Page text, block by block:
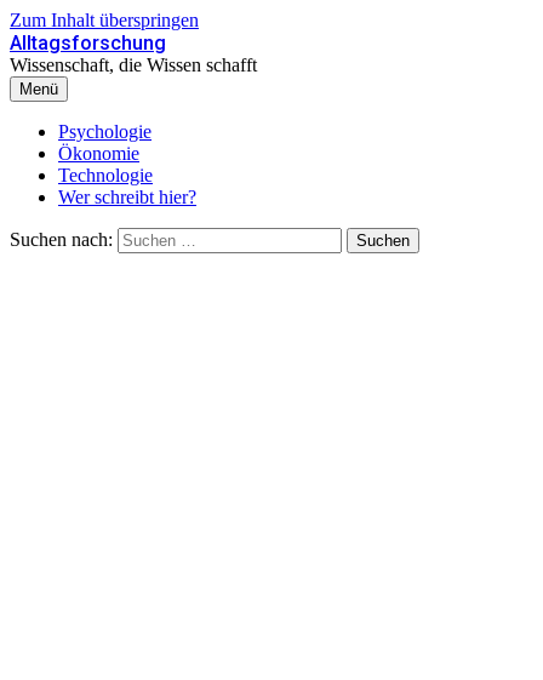
Zum Inhalt überspringen
Alltagsforschung
Wissenschaft, die Wissen schafft
Menü
Psychologie
Ökonomie
Technologie
Wer schreibt hier?
Suchen nach: